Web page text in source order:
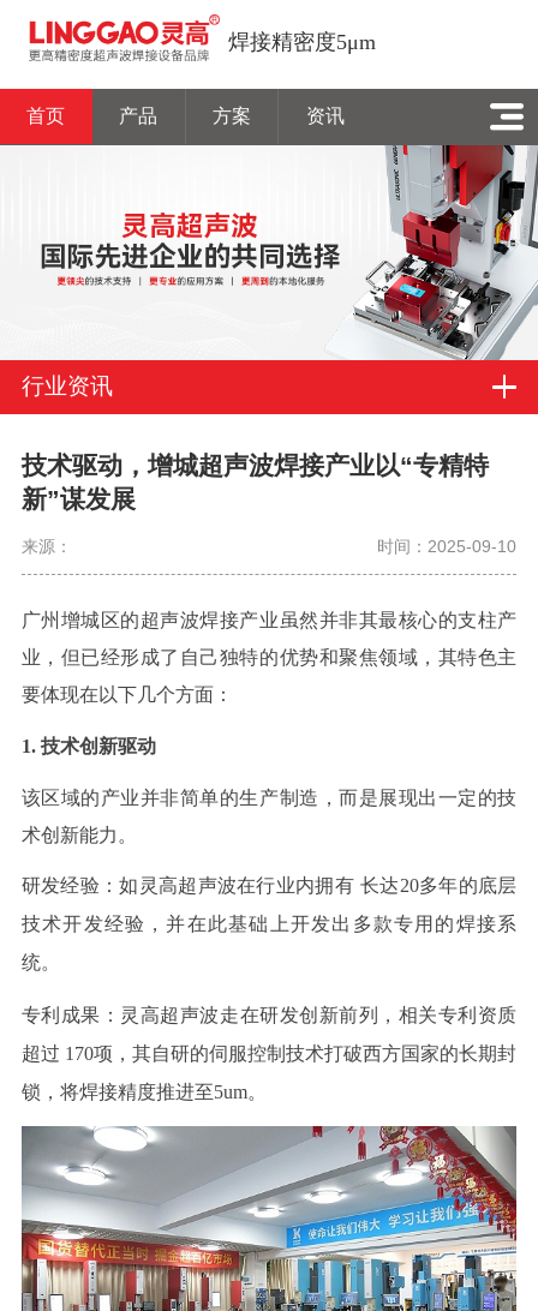
焊接精密度5μm
首页 产品 方案 资讯
行业资讯
技术驱动，增城超声波焊接产业以“专精特
新”谋发展
来源： 时间：2025-09-10
广州增城区的超声波焊接产业虽然并非其最核心的支柱产
业，但已经形成了自己独特的优势和聚焦领域，其特色主
要体现在以下几个方面：
1. 技术创新驱动
该区域的产业并非简单的生产制造，而是展现出一定的技
术创新能力。
研发经验 ：如灵高超声波在行业内拥有 长达20多年的底层
技术开发经验，并在此基础上开发出多款专用的焊接系
统。
专利成果 ： 灵高超声波走在研发创新前列，相关专利资质
超过 170项，其自研的伺服控制技术打破西方国家的长期封
锁，将焊接精度推进至5um。